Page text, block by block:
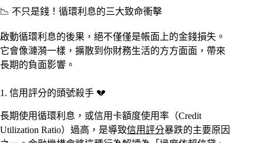
📉 不只是錢！循環利息的三大致命衝擊
啟動循環利息的後果，絕不僅僅是帳面上的金錢損失。
它會像漣漪一樣，擴散到你財務生活的方方面面，帶來
長期的負面影響。
1. 信用評分的頭號殺手 💔
長期使用循環利息，或信用卡額度使用率（Credit
Utilization Ratio）過高，是導致信用評分暴跌的主要原因